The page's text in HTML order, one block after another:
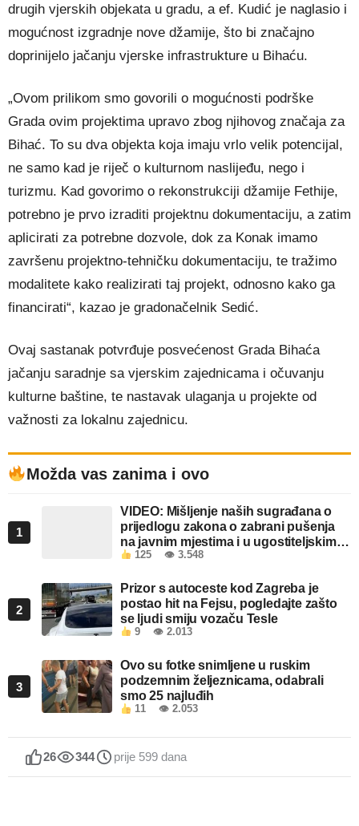
drugih vjerskih objekata u gradu, a ef. Kudić je naglasio i
mogućnost izgradnje nove džamije, što bi značajno
doprinijelo jačanju vjerske infrastrukture u Bihaću.
„Ovom prilikom smo govorili o mogućnosti podrške
Grada ovim projektima upravo zbog njihovog značaja za
Bihać. To su dva objekta koja imaju vrlo velik potencijal,
ne samo kad je riječ o kulturnom naslijeđu, nego i
turizmu. Kad govorimo o rekonstrukciji džamije Fethije,
potrebno je prvo izraditi projektnu dokumentaciju, a zatim
aplicirati za potrebne dozvole, dok za Konak imamo
završenu projektno-tehničku dokumentaciju, te tražimo
modalitete kako realizirati taj projekt, odnosno kako ga
financirati“, kazao je gradonačelnik Sedić.
Ovaj sastanak potvrđuje posvećenost Grada Bihaća
jačanju saradnje sa vjerskim zajednicama i očuvanju
kulturne baštine, te nastavak ulaganja u projekte od
važnosti za lokalnu zajednicu.
Možda vas zanima i ovo
1
VIDEO: Mišljenje naših sugrađana o
prijedlogu zakona o zabrani pušenja
na javnim mjestima i u ugostiteljskim
objektima u FBiH
125 👁 3.548
2
Prizor s autoceste kod Zagreba je
postao hit na Fejsu, pogledajte zašto
se ljudi smiju vozaču Tesle
9 👁 2.013
3
Ovo su fotke snimljene u ruskim
podzemnim željeznicama, odabrali
smo 25 najluđih
11 👁 2.053
26 344 prije 599 dana